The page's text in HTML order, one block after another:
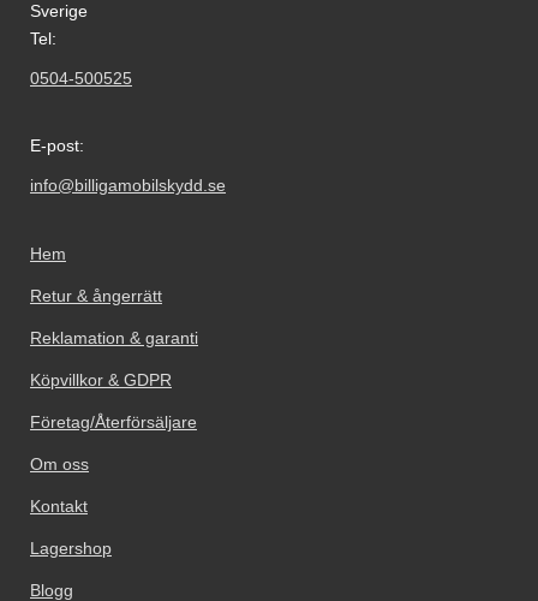
Sverige
Tel:
0504-500525
E-post:
info@billigamobilskydd.se
Hem
Retur & ångerrätt
Reklamation & garanti
Köpvillkor & GDPR
Företag/Återförsäljare
Om oss
Kontakt
Lagershop
Blogg